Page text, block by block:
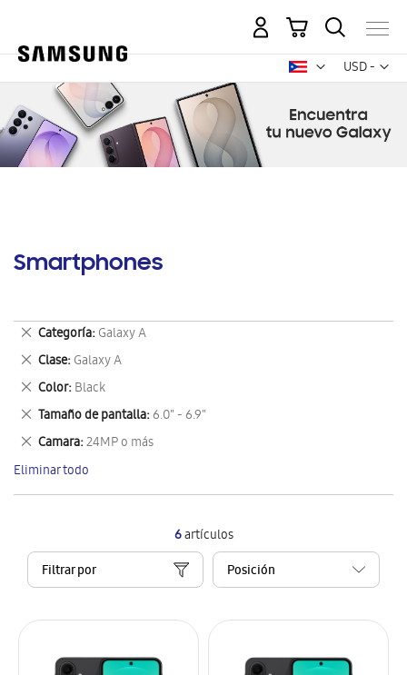
USD -
dólar
Mi carrito
Smartphones
6artículos
Filtrar por
Categoría Galaxy A
Eliminar
este
artículo
Clase Galaxy A
Eliminar
este
artículo
Color Black
Eliminar
este
artículo
Tamaño de pantalla 6.0" - 6.9"
Eliminar
este
artículo
Camara 24MP o más
Eliminar
este
artículo
Eliminar todo